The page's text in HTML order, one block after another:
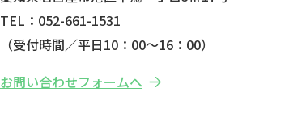
TEL：052-661-1531
（受付時間／平日10：00～16：00）
お問い合わせフォームへ